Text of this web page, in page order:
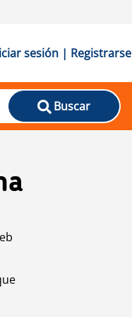
sesión | Registrarse
Buscar